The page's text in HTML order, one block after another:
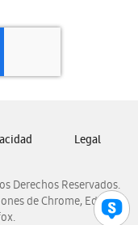
Derechos Reservados.
de Chrome, Edge,
Legal